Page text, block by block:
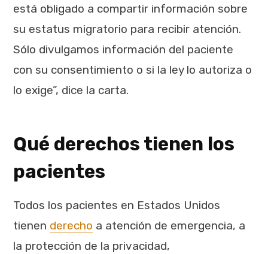
está obligado a compartir información sobre
su estatus migratorio para recibir atención.
Sólo divulgamos información del paciente
con su consentimiento o si la ley lo autoriza o
lo exige”, dice la carta.
Qué derechos tienen los
pacientes
Todos los pacientes en Estados Unidos
tienen derecho a atención de emergencia, a
la protección de la privacidad,